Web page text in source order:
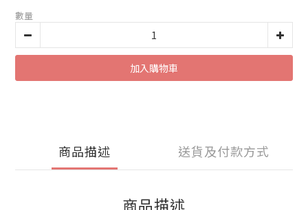
數量
加入購物車
商品描述 送貨及付款方式
商品描述